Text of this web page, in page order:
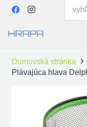
Domovská stránka
Plávajúca hlava